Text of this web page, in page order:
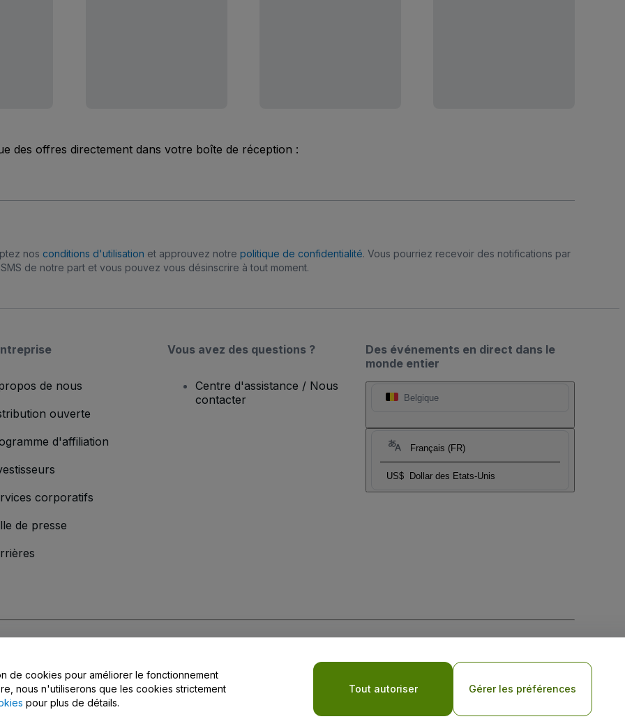
des offres directement dans votre boîte de réception :
nos conditions d'utilisation et approuvez notre politique de confidentialité. Vous pourriez recevoir des notifications par
SMS de notre part et vous pouvez vous désinscrire à tout moment.
Des événements en direct dans le
monde entier
Belgique
Français (FR)
US$ Dollar des Etats-Unis
de nous
ouverte
d'affiliation
corporatifs
de presse
Vous avez des questions ?
Centre d'assistance / Nous
contacter
Politique de confidentialité pour les appareils mobiles
de confidentialité
de cookies pour améliorer le fonctionnement
nous n'utiliserons que les cookies strictement
pour plus de détails.
Tout autoriser Gérer les préférences